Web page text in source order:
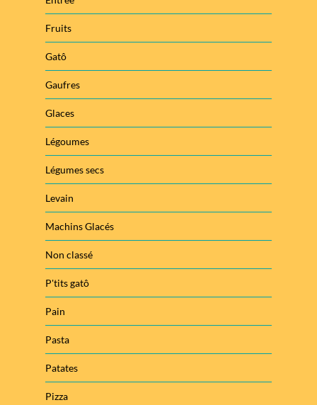
Fruits
Gatô
Gaufres
Glaces
Légoumes
Légumes secs
Levain
Machins Glacés
Non classé
P'tits gatô
Pain
Pasta
Patates
Pizza